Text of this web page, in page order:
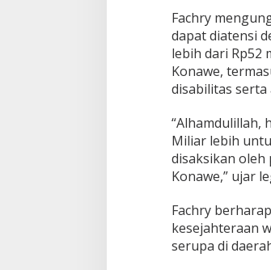
Fachry
dapat diatensi
lebih dari Rp52
Konawe,
disabilitas serta
“Alhamdulillah,
Miliar lebih
disaksikan oleh
Konawe,” ujar
Fachry
kesejahteraan
serupa di